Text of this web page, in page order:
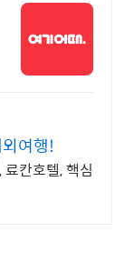
여행!
칸호텔, 핵심